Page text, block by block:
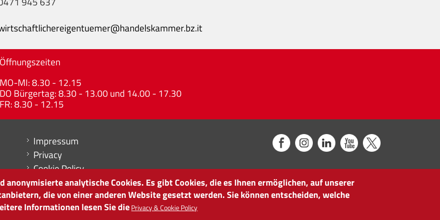
Öffnungszeiten
MO-MI: 8.30 - 12.15
DO Bürgertag: 8.30 - 13.00 und 14.00 - 17.30
FR: 8.30 - 12.15
Menu footer
Impressum
Privacy
Cookie Policy
Sitemap
Cookie-Einstellungen
anonymisierte analytische Cookies. Es gibt Cookies, die es Ihnen ermöglichen, auf unserer
die von einer anderen Website gesetzt werden. Sie können entscheiden, welche
Informationen lesen Sie diePrivacy & Cookie Policy